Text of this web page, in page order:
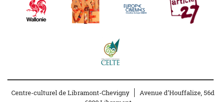
Centre-culturel de Libramont-Chevigny
Avenue d’Houffalize, 56d